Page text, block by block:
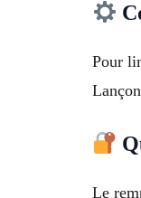
Pour
Le